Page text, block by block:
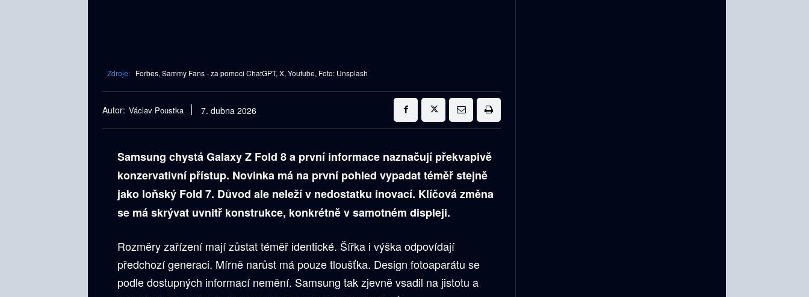
Zdroje: Forbes, Sammy Fans - za pomoci ChatGPT, X, Youtube, Foto: Unsplash
Autor: Václav Poustka 7. dubna 2026
Samsung chystá Galaxy Z Fold 8 a první informace naznačují překvapivě
konzervativní přístup. Novinka má na první pohled vypadat téměř stejně
jako loňský Fold 7. Důvod ale neleží v nedostatku inovací. Klíčová změna
se má skrývat uvnitř konstrukce, konkrétně v samotném displeji.
Rozměry zařízení mají zůstat téměř identické. Šířka i výška odpovídají
předchozí generaci. Mírně narůst má pouze tloušťka. Design fotoaparátu se
podle dostupných informací nemění. Samsung tak zjevně vsadil na jistotu a